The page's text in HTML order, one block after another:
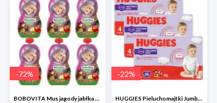
-72%
BOBOVITA Mus jagody jabłka banan 6 sztuk
-22%
HUGGIES Pieluchomajtki Jumbo 4 3x36szt.